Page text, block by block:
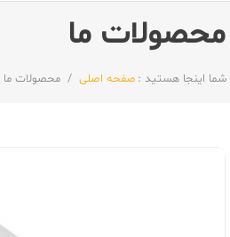
محصولات ما
شما اینجا هستید : صفحه اصلی / محصولات ما